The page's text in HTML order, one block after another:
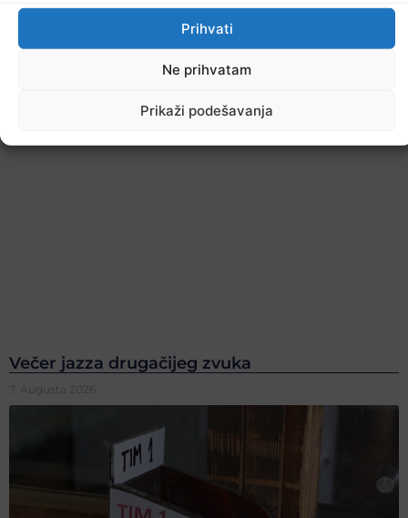
Prihvati
Ne prihvatam
Prikaži podešavanja
Večer jazza drugačijeg zvuka
7. Augusta 2026.